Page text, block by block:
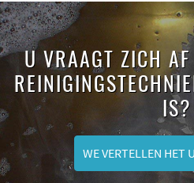
U VRAAGT ZICH
IS?
WE VERTELLEN HET